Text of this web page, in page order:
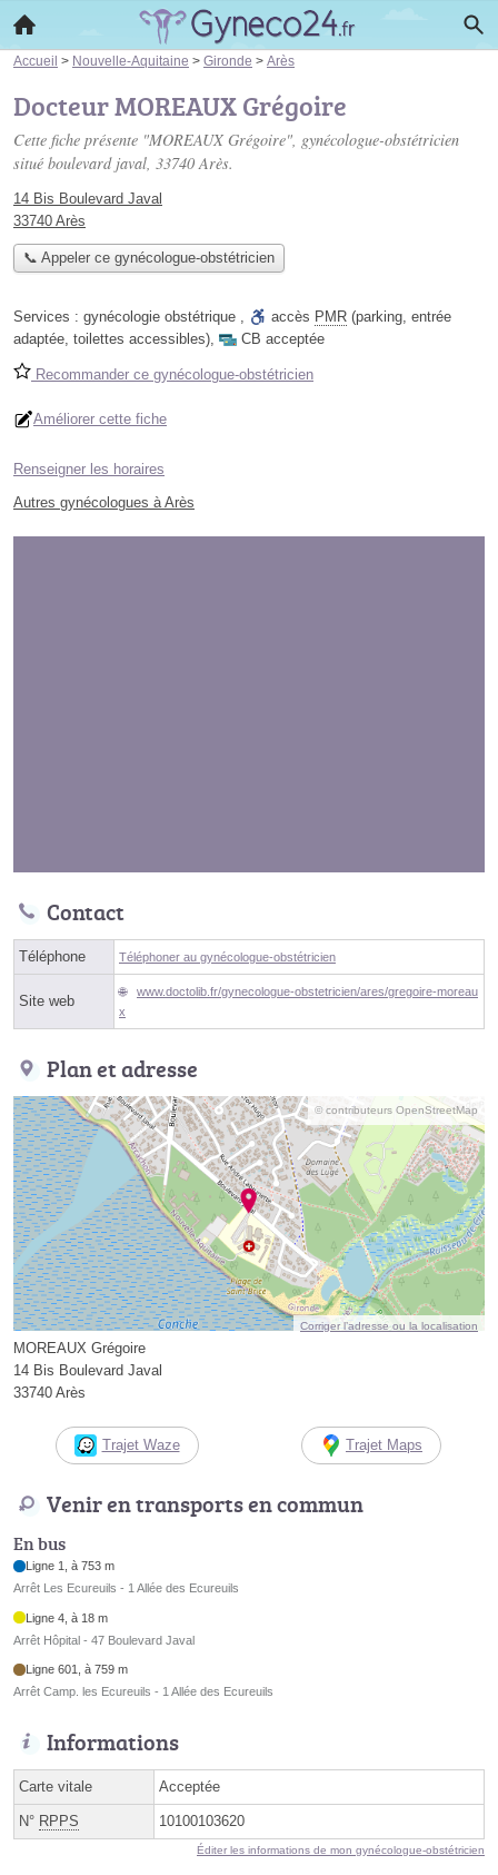
Accueil > Nouvelle-Aquitaine > Gironde > Arès
Docteur MOREAUX Grégoire
Cette fiche présente "MOREAUX Grégoire", gynécologue-obstétricien
situé boulevard javal, 33740 Arès.
14 Bis Boulevard Javal
33740 Arès
📞 Appeler ce gynécologue-obstétricien
Services : gynécologie obstétrique , accès PMR (parking, entrée
adaptée, toilettes accessibles), CB acceptée
Recommander ce gynécologue-obstétricien
Améliorer cette fiche
Renseigner les horaires
Autres gynécologues à Arès
Contact
Téléphone Téléphoner au gynécologue-obstétricien
Site web
www.doctolib.fr/gynecologue-obstetricien/ares/gregoire-moreau
x
Plan et adresse
© contributeurs OpenStreetMap
Corriger l’adresse ou la localisation
MOREAUX Grégoire
14 Bis Boulevard Javal
33740 Arès
Trajet Waze Trajet Maps
Venir en transports en commun
En bus
Ligne 1, à 753 m
Arrêt Les Ecureuils - 1 Allée des Ecureuils
Ligne 4, à 18 m
Arrêt Hôpital - 47 Boulevard Javal
Ligne 601, à 759 m
Arrêt Camp. les Ecureuils - 1 Allée des Ecureuils
Informations
Carte vitale Acceptée
N° RPPS 10100103620
Éditer les informations de mon gynécologue-obstétricien